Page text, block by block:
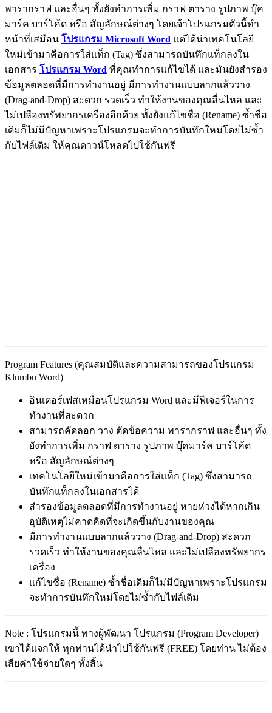
พารากราฟ และอื่นๆ ทั้งยังทำการเพิ่ม กราฟ ตาราง รูปภาพ บุ๊ค
มาร์ค บาร์โค้ด หรือ สัญลักษณ์ต่างๆ โดยเจ้าโปรแกรมตัวนี้ทำ
หน้าที่เสมือน โปรแกรม Microsoft Word แต่ได้นำเทคโนโลยี
ใหม่เข้ามาคือการใส่แท็ก (Tag) ซึ่งสามารถบันทึกแท็กลงใน
เอกสาร โปรแกรม Word ที่คุณทำการแก้ไขได้ และมันยังสำรอง
ข้อมูลตลอดที่มีการทำงานอยู่ มีการทำงานแบบลากแล้ววาง
(Drag-and-Drop) สะดวก รวดเร็ว ทำให้งานของคุณลื่นไหล และ
ไม่เปลืองทรัพยากรเครื่องอีกด้วย ทั้งยังแก้ไขชื่อ (Rename) ซ้ำชื่อ
เดิมก็ไม่มีปัญหาเพราะโปรแกรมจะทำการบันทึกใหม่โดยไม่ซ้ำ
กับไฟล์เดิม ให้คุณดาวน์โหลดไปใช้กันฟรี
Program Features (คุณสมบัติและความสามารถของโปรแกรม
Klumbu Word)
อินเตอร์เฟสเหมือนโปรแกรม Word และมีฟีเจอร์ในการ
ทำงานที่สะดวก
สามารถคัดลอก วาง ตัดข้อความ พารากราฟ และอื่นๆ ทั้ง
ยังทำการเพิ่ม กราฟ ตาราง รูปภาพ บุ๊คมาร์ค บาร์โค้ด
หรือ สัญลักษณ์ต่างๆ
เทคโนโลยีใหม่เข้ามาคือการใส่แท็ก (Tag) ซึ่งสามารถ
บันทึกแท็กลงในเอกสารได้
สำรองข้อมูลตลอดที่มีการทำงานอยู่ หายห่วงได้หากเกิน
อุบัติเหตุไม่คาดคิดที่จะเกิดขึ้นกับงานของคุณ
มีการทำงานแบบลากแล้ววาง (Drag-and-Drop) สะดวก
รวดเร็ว ทำให้งานของคุณลื่นไหล และไม่เปลืองทรัพยากร
เครื่อง
แก้ไขชื่อ (Rename) ซ้ำชื่อเดิมก็ไม่มีปัญหาเพราะโปรแกรม
จะทำการบันทึกใหม่โดยไม่ซ้ำกับไฟล์เดิม
Note : โปรแกรมนี้ ทางผู้พัฒนา โปรแกรม (Program Developer)
เขาได้แจกให้ ทุกท่านได้นำไปใช้กันฟรี (FREE) โดยท่าน ไม่ต้อง
เสียค่าใช้จ่ายใดๆ ทั้งสิ้น